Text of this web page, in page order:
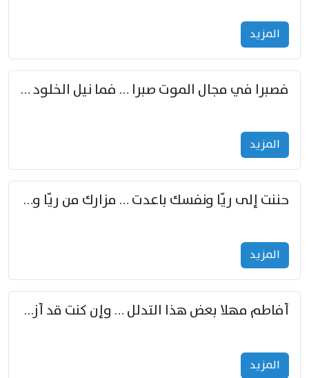
المزید
فصبرا في مجال الموت صبرا … فما نيل الخلود بمستطاع
المزید
حننت إلى ريّا ونفسك باعدت … مزارك من ريّا وشعباكما معا
المزید
أفاطم مهلا بعض هذا التدلل … وإن كنت قد أزمعت صرمي فأجملي
المزید